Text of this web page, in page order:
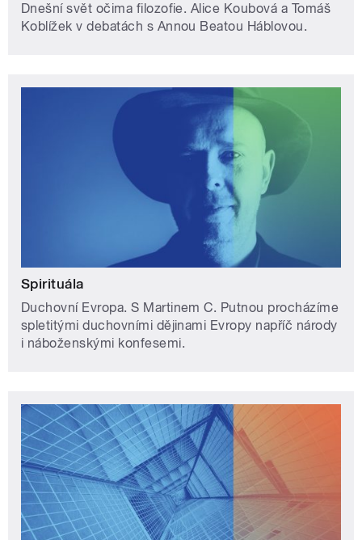
Dnešní svět očima filozofie. Alice Koubová a Tomáš
Koblížek v debatách s Annou Beatou Háblovou.
Spirituála
Duchovní Evropa. S Martinem C. Putnou procházíme
spletitými duchovními dějinami Evropy napříč národy
i náboženskými konfesemi.